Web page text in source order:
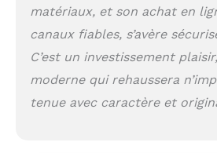
matériaux, et son achat en
canaux fiables, s’avère
C’est un investissement
moderne qui rehaussera
tenue avec caractère et